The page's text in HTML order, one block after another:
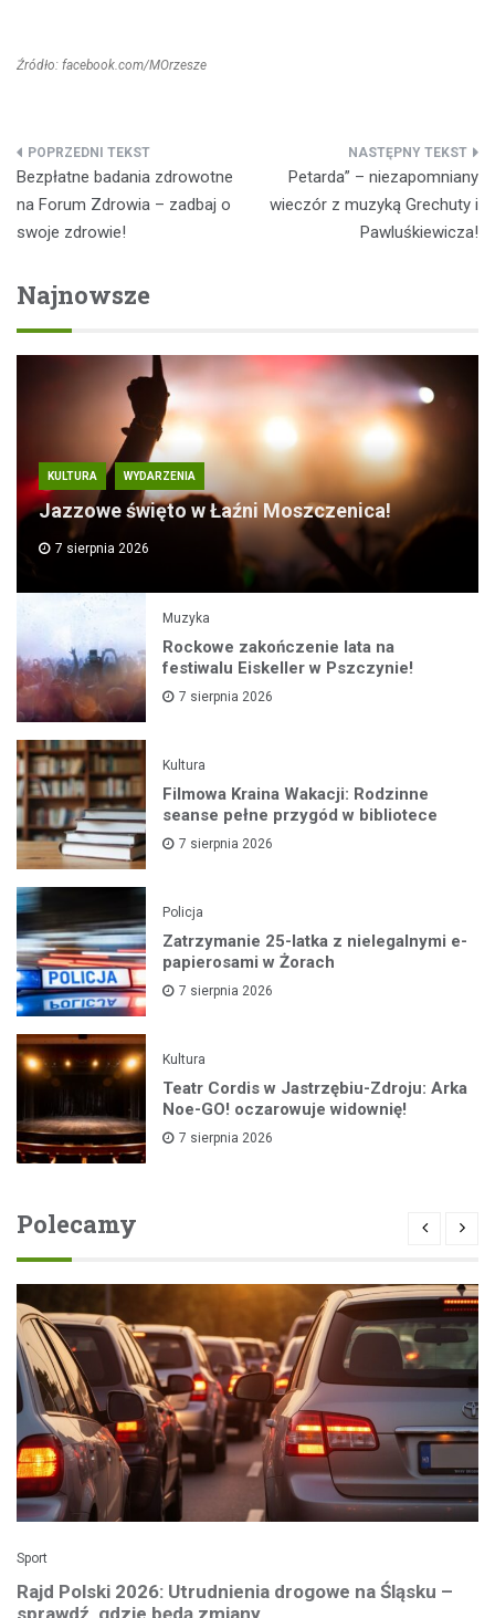
Źródło: facebook.com/MOrzesze
Nawigacja
wpisu
Bezpłatne badania zdrowotne
na Forum Zdrowia – zadbaj o
swoje zdrowie!
Petarda” – niezapomniany
wieczór z muzyką Grechuty i
Pawluśkiewicza!
Najnowsze
KULTURA WYDARZENIA
Jazzowe święto w Łaźni Moszczenica!
7 sierpnia 2026
Muzyka
Rockowe zakończenie lata na
festiwalu Eiskeller w Pszczynie!
7 sierpnia 2026
Kultura
Filmowa Kraina Wakacji: Rodzinne
seanse pełne przygód w bibliotece
7 sierpnia 2026
Policja
Zatrzymanie 25-latka z nielegalnymi e-
papierosami w Żorach
7 sierpnia 2026
Kultura
Teatr Cordis w Jastrzębiu-Zdroju: Arka
Noe-GO! oczarowuje widownię!
7 sierpnia 2026
Polecamy
Sport
Rajd Polski 2026: Utrudnienia drogowe na Śląsku –
sprawdź, gdzie będą zmiany